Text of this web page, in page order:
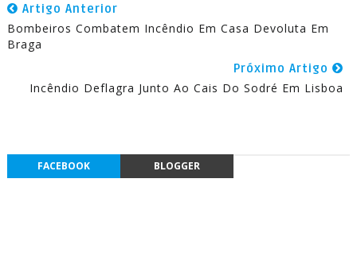
Artigo Anterior
Bombeiros Combatem Incêndio Em Casa Devoluta Em
Braga
Próximo Artigo
Incêndio Deflagra Junto Ao Cais Do Sodré Em Lisboa
FACEBOOK BLOGGER